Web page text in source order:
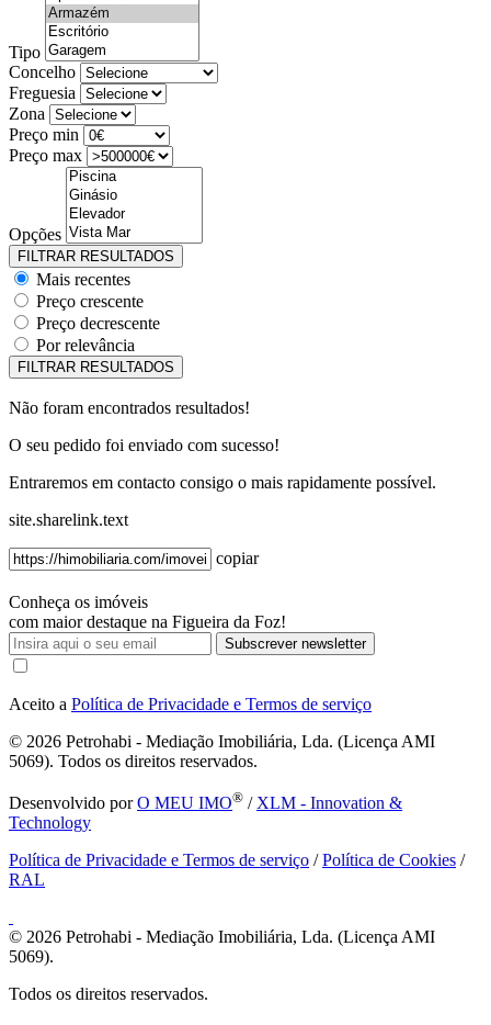
Tipo
Concelho
Freguesia
Zona
Preço min
Preço max
Opções
Mais recentes
Preço crescente
Preço decrescente
Por relevância
Não foram encontrados resultados!
O seu pedido foi enviado com sucesso!
Entraremos em contacto consigo o mais rapidamente possível.
site.sharelink.text
copiar
Conheça os imóveis
com maior destaque na Figueira da Foz!
Subscrever newsletter
Aceito a Política de Privacidade e Termos de serviço
© 2026 Petrohabi - Mediação Imobiliária, Lda. (Licença AMI
5069). Todos os direitos reservados.
Desenvolvido porO MEU IMO® / XLM - Innovation &
Technology
Política de Privacidade e Termos de serviço /Política de Cookies /
RAL
© 2026 Petrohabi - Mediação Imobiliária, Lda. (Licença AMI
5069).
Todos os direitos reservados.